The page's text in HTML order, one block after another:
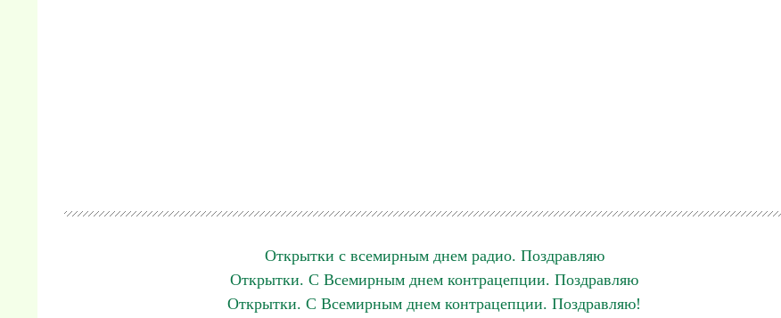
Открытки с всемирным днем радио. Поздравляю
Открытки. С Всемирным днем контрацепции. Поздравляю
Открытки. С Всемирным днем контрацепции. Поздравляю!